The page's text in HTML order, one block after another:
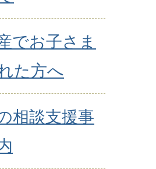
でお子さま
た方へ
相談支援事